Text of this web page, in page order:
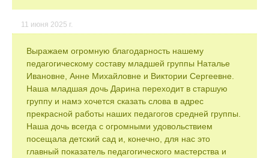
11 июня 2025 г.
Выражаем огромную благодарность нашему
педагогическому составу младшей группы Наталье
Ивановне, Анне Михайловне и Виктории Сергеевне.
Наша младшая дочь Дарина переходит в старшую
группу и намэ хочется сказать слова в адрес
прекрасной работы наших педагогов средней группы.
Наша дочь всегда с огромными удовольствием
посещала детский сад и, конечно, для нас это
главный показатель педагогического мастерства и